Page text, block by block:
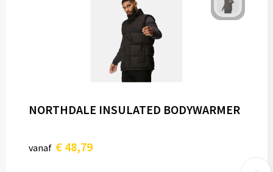
NORTHDALE INSULATED BODYWARMER
vanaf € 48,79